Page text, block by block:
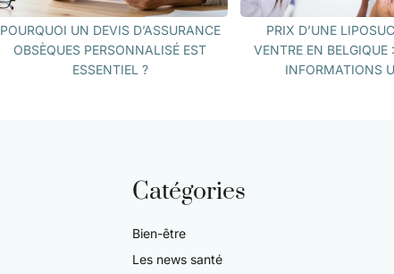
POURQUOI UN DEVIS D’ASSURANCE
OBSÈQUES PERSONNALISÉ EST
ESSENTIEL ?
PRIX D’UNE
VENTRE EN BELGIQUE
INFORMATIONS
Catégories
Bien-être
Les news santé